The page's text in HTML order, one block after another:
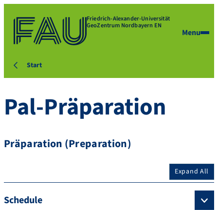
Friedrich-Alexander-Universität
GeoZentrum Nordbayern EN
Menu
Start
Pal-Präparation
Präparation (Preparation)
Expand All
Schedule